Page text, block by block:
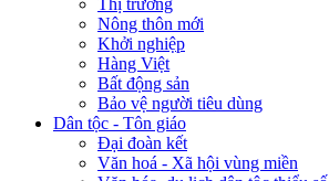
Thị trường
Nông thôn mới
Khởi nghiệp
Hàng Việt
Bất động sản
Bảo vệ người tiêu dùng
Dân tộc - Tôn giáo
Đại đoàn kết
Văn hoá - Xã hội vùng miền